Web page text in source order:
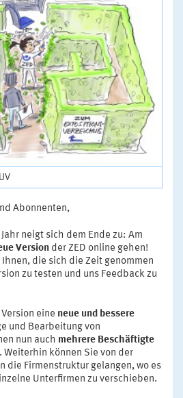
Abonnenten,
neigt sich dem Ende zu: Am
Version der ZED online gehen!
die sich die Zeit genommen
zu testen und uns Feedback zu
eine neue und bessere
und Bearbeitung von
nun auch mehrere Beschäftigte
. Weiterhin können Sie von der
die Firmenstruktur gelangen, wo es
Unterfirmen zu verschieben.